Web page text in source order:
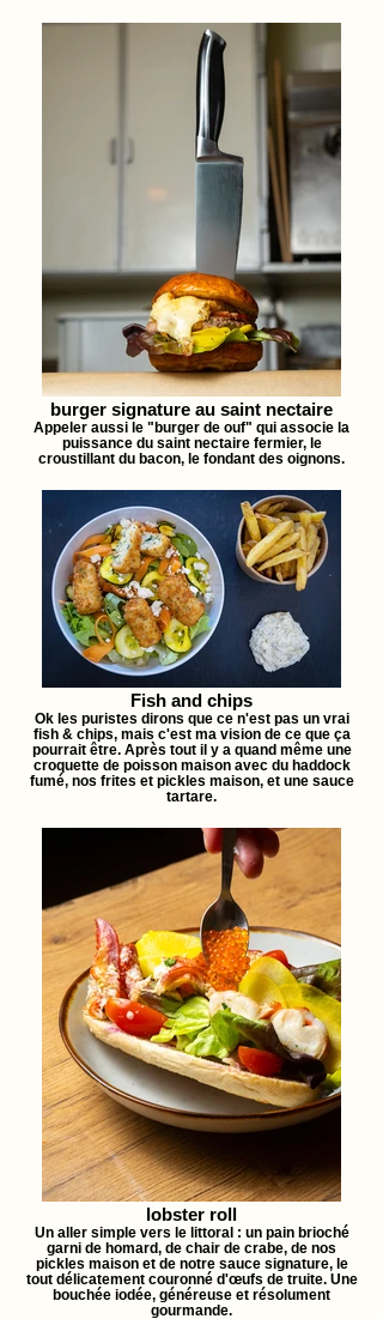
burger signature au saint nectaire
Appeler aussi le "burger de ouf" qui associe la
puissance du saint nectaire fermier, le
croustillant du bacon, le fondant des oignons.
Fish and chips
Ok les puristes dirons que ce n'est pas un vrai
fish & chips, mais c'est ma vision de ce que ça
pourrait être. Après tout il y a quand même une
croquette de poisson maison avec du haddock
fumé, nos frites et pickles maison, et une sauce
tartare.
lobster roll
Un aller simple vers le littoral : un pain brioché
garni de homard, de chair de crabe, de nos
pickles maison et de notre sauce signature, le
tout délicatement couronné d'œufs de truite. Une
bouchée iodée, généreuse et résolument
gourmande.